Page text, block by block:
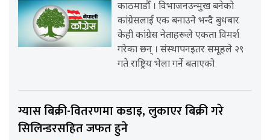
काठमाडौँ । विभाजनउन्मुख बनेको
कांग्रेसलाई एक बनाउने भन्दै बुधबार
केही कांग्रेस नेताहरूले एकता विमर्श
गरेका छन् । संस्थापनइतर समूहले २९
गते राष्ट्रिय भेला गर्ने बताएको
ग्यास बिक्री-वितरणमा कडाइ, लुकाएर बिक्री गरे
सिलिन्डरसहित जफत हुने